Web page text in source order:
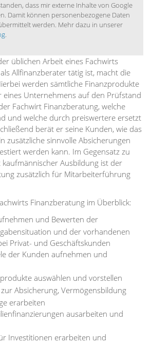
dass mir externe Inhalte von Google
Damit können personenbezogene Daten
werden. Mehr dazu in unserer
.
üblichen Arbeit eines Fachwirts
Allfinanzberater tätig ist, macht die
werden sämtliche Finanzprodukte
eines Unternehmens auf den Prüfstand
Fachwirt Finanzberatung, welche
und welche durch preiswertere ersetzt
berät er seine Kunden, wie das
zusätzliche sinnvolle Absicherungen
werden kann. Im Gegensatz zu
Ausbildung ist der
zusätzlich für Mitarbeiterführung
Finanzberatung im Überblick:
und Bewerten der
und der vorhandenen
Privat- und Geschäftskunden
der Kunden aufnehmen und
auswählen und vorstellen
Absicherung, Vermögensbildung
erarbeiten
ausarbeiten und
Investitionen erarbeiten und